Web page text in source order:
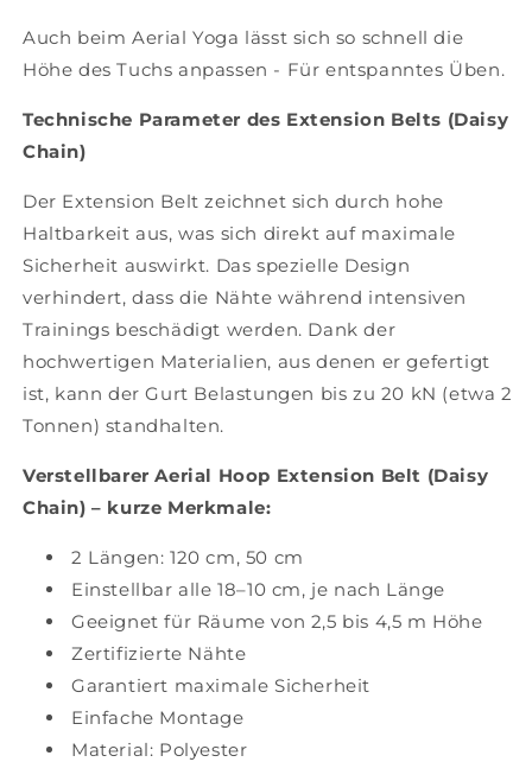
Auch beim Aerial Yoga lässt sich so schnell die
Höhe des Tuchs anpassen - Für entspanntes Üben.
Technische Parameter des Extension Belts (Daisy
Chain)
Der Extension Belt zeichnet sich durch hohe
Haltbarkeit aus, was sich direkt auf maximale
Sicherheit auswirkt. Das spezielle Design
verhindert, dass die Nähte während intensiven
Trainings beschädigt werden. Dank der
hochwertigen Materialien, aus denen er gefertigt
ist, kann der Gurt Belastungen bis zu 20 kN (etwa 2
Tonnen) standhalten.
Verstellbarer Aerial Hoop Extension Belt (Daisy
Chain) – kurze Merkmale:
2 Längen: 120 cm, 50 cm
Einstellbar alle 18–10 cm, je nach Länge
Geeignet für Räume von 2,5 bis 4,5 m Höhe
Zertifizierte Nähte
Garantiert maximale Sicherheit
Einfache Montage
Material: Polyester